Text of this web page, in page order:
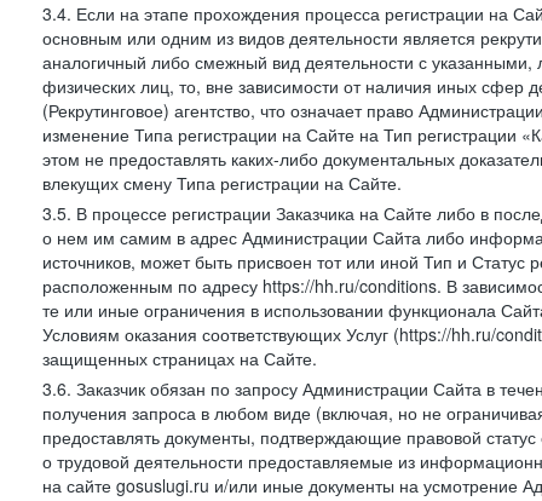
3.4. Если на этапе прохождения процесса регистрации на
основным или одним из видов деятельности является
аналогичный либо смежный вид деятельности с
физических лиц, то, вне зависимости от наличия иных сфер
(Рекрутинговое) агентство, что означает право
изменение Типа регистрации на Сайте на Тип регистрации
этом не предоставлять каких-либо документальных
влекущих смену Типа регистрации на Сайте.
3.5. В процессе регистрации Заказчика на Сайте либо в
о нем им самим в адрес Администрации Сайта либо
источников, может быть присвоен тот или иной Тип и
расположенным по адресу https://hh.ru/conditions. В
те или иные ограничения в использовании функционала
Условиям оказания соответствующих Услуг (https://hh.ru/
защищенных страницах на Сайте.
3.6. Заказчик обязан по запросу Администрации Сайта в
получения запроса в любом виде (включая, но не
предоставлять документы, подтверждающие правовой
о трудовой деятельности предоставляемые из
на сайте gosuslugi.ru и/или иные документы на усмотрение